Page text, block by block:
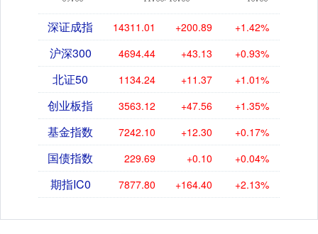
深证成指 14311.01 +200.89 +1.42%
沪深300 4694.44 +43.13 +0.93%
北证50 1134.24 +11.37 +1.01%
创业板指 3563.12 +47.56 +1.35%
基金指数 7242.10 +12.30 +0.17%
国债指数 229.69 +0.10 +0.04%
期指IC0 7877.80 +164.40 +2.13%